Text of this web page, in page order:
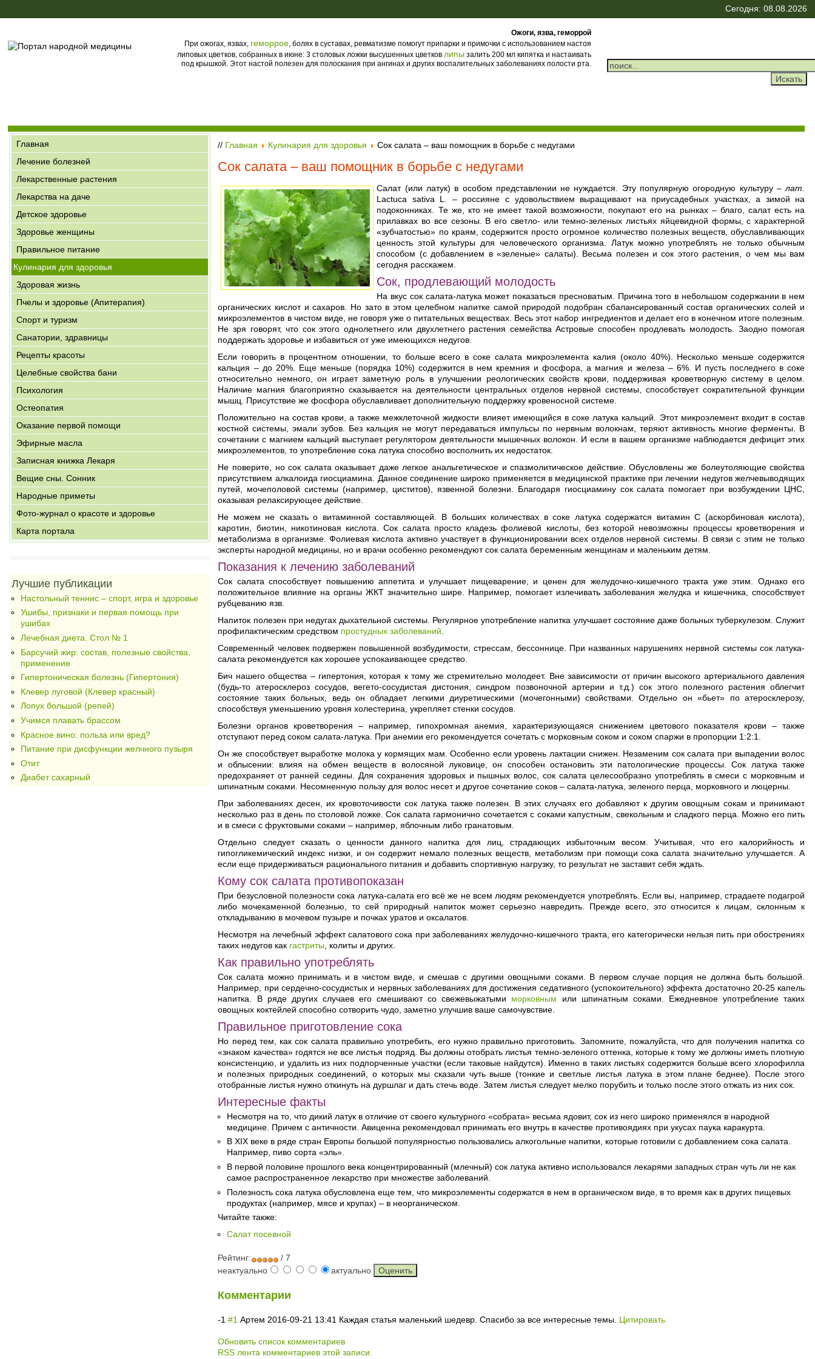
Сегодня: 08.08.2026
Ожоги, язва, геморрой
При ожогах, язвах, геморрое, болях в суставах, ревматизме помогут припарки и примочки с использованием настоя
липовых цветков, собранных в июне: 3 столовых ложки высушенных цветков липызалить 200 мл кипятка и настаивать
под крышкой. Этот настой полезен для полоскания при ангинах и других воспалительных заболеваниях полости рта.
Главная
Лечение болезней
Лекарственные растения
Лекарства на даче
Детское здоровье
Здоровье женщины
Правильное питание
Кулинария для здоровья
Здоровая жизнь
Пчелы и здоровье (Апитерапия)
Спорт и туризм
Санатории, здравницы
Рецепты красоты
Целебные свойства бани
Психология
Остеопатия
Оказание первой помощи
Эфирные масла
Записная книжка Лекаря
Вещие сны. Сонник
Народные приметы
Фото-журнал о красоте и здоровье
Карта портала
Лучшие публикации
Настольный теннис – спорт, игра и здоровье
Ушибы, признаки и первая помощь при
ушибах
Лечебная диета. Стол № 1
Барсучий жир: состав, полезные свойства,
применение
Гипертоническая болезнь (Гипертония)
Клевер луговой (Клевер красный)
Лопух большой (репей)
Учимся плавать брассом
Красное вино: польза или вред?
Питание при дисфункции желчного пузыря
Отит
Диабет сахарный
// Главная Кулинария для здоровья Сок салата – ваш помощник в борьбе с недугами
Сок салата – ваш помощник в борьбе с недугами
Салат (или латук) в особом представлении не нуждается. Эту популярную огородную культуру –лат.
Lactuca sativa L. – россияне с удовольствием выращивают на приусадебных участках, а зимой на
подоконниках. Те же, кто не имеет такой возможности, покупают его на рынках – благо, салат есть на
прилавках во все сезоны. В его светло- или темно-зеленых листьях яйцевидной формы, с характерной
«зубчатостью» по краям, содержится просто огромное количество полезных веществ, обуславливающих
ценность этой культуры для человеческого организма. Латук можно употреблять не только обычным
способом (с добавлением в «зеленые» салаты). Весьма полезен и сок этого растения, о чем мы вам
сегодня расскажем.
Сок, продлевающий молодость
На вкус сок салата-латука может показаться пресноватым. Причина того в небольшом содержании в нем
органических кислот и сахаров. Но зато в этом целебном напитке самой природой подобран сбалансированный состав органических солей и
микроэлементов в чистом виде, не говоря уже о питательных веществах. Весь этот набор ингредиентов и делает его в конечном итоге полезным.
Не зря говорят, что сок этого однолетнего или двухлетнего растения семейства Астровые способен продлевать молодость. Заодно помогая
поддержать здоровье и избавиться от уже имеющихся недугов.
Если говорить в процентном отношении, то больше всего в соке салата микроэлемента калия (около 40%). Несколько меньше содержится
кальция – до 20%. Еще меньше (порядка 10%) содержится в нем кремния и фосфора, а магния и железа – 6%. И пусть последнего в соке
относительно немного, он играет заметную роль в улучшении реологических свойств крови, поддерживая кроветворную систему в целом.
Наличие магния благоприятно сказывается на деятельности центральных отделов нервной системы, способствует сократительной функции
мышц. Присутствие же фосфора обуславливает дополнительную поддержку кровеносной системе.
Положительно на состав крови, а также межклеточной жидкости влияет имеющийся в соке латука кальций. Этот микроэлемент входит в состав
костной системы, эмали зубов. Без кальция не могут передаваться импульсы по нервным волокнам, теряют активность многие ферменты. В
сочетании с магнием кальций выступает регулятором деятельности мышечных волокон. И если в вашем организме наблюдается дефицит этих
микроэлементов, то употребление сока латука способно восполнить их недостаток.
Не поверите, но сок салата оказывает даже легкое анальгетическое и спазмолитическое действие. Обусловлены же болеутоляющие свойства
присутствием алкалоида гиосциамина. Данное соединение широко применяется в медицинской практике при лечении недугов желчевыводящих
путей, мочеполовой системы (например, циститов), язвенной болезни. Благодаря гиосциамину сок салата помогает при возбуждении ЦНС,
оказывая релаксирующее действие.
Не можем не сказать о витаминной составляющей. В больших количествах в соке латука содержатся витамин С (аскорбиновая кислота),
каротин, биотин, никотиновая кислота. Сок салата просто кладезь фолиевой кислоты, без которой невозможны процессы кроветворения и
метаболизма в организме. Фолиевая кислота активно участвует в функционировании всех отделов нервной системы. В связи с этим не только
эксперты народной медицины, но и врачи особенно рекомендуют сок салата беременным женщинам и маленьким детям.
Показания к лечению заболеваний
Сок салата способствует повышению аппетита и улучшает пищеварение, и ценен для желудочно-кишечного тракта уже этим. Однако его
положительное влияние на органы ЖКТ значительно шире. Например, помогает излечивать заболевания желудка и кишечника, способствует
рубцеванию язв.
Напиток полезен при недугах дыхательной системы. Регулярное употребление напитка улучшает состояние даже больных туберкулезом. Служит
профилактическим средством простудных заболеваний
Современный человек подвержен повышенной возбудимости, стрессам, бессоннице. При названных нарушениях нервной системы сок латука-
салата рекомендуется как хорошее успокаивающее средство.
Бич нашего общества – гипертония, которая к тому же стремительно молодеет. Вне зависимости от причин высокого артериального давления
(будь-то атеросклероз сосудов, вегето-сосудистая дистония, синдром позвоночной артерии и т.д.) сок этого полезного растения облегчит
состояние таких больных, ведь он обладает легкими диуретическими (мочегонными) свойствами. Отдельно он «бьет» по атеросклерозу,
способствуя уменьшению уровня холестерина, укрепляет стенки сосудов.
Болезни органов кроветворения – например, гипохромная анемия, характеризующаяся снижением цветового показателя крови – также
отступают перед соком салата-латука. При анемии его рекомендуется сочетать с морковным соком и соком спаржи в пропорции 1:2:1.
Он же способствует выработке молока у кормящих мам. Особенно если уровень лактации снижен. Незаменим сок салата при выпадении волос
и облысении: влияя на обмен веществ в волосяной луковице, он способен остановить эти патологические процессы. Сок латука также
предохраняет от ранней седины. Для сохранения здоровых и пышных волос, сок салата целесообразно употреблять в смеси с морковным и
шпинатным соками. Несомненную пользу для волос несет и другое сочетание соков – салата-латука, зеленого перца, морковного и люцерны.
При заболеваниях десен, их кровоточивости сок латука также полезен. В этих случаях его добавляют к другим овощным сокам и принимают
несколько раз в день по столовой ложке. Сок салата гармонично сочетается с соками капустным, свекольным и сладкого перца. Можно его пить
и в смеси с фруктовыми соками – например, яблочным либо гранатовым.
Отдельно следует сказать о ценности данного напитка для лиц, страдающих избыточным весом. Учитывая, что его калорийность и
гипогликемический индекс низки, и он содержит немало полезных веществ, метаболизм при помощи сока салата значительно улучшается. А
если еще придерживаться рационального питания и добавить спортивную нагрузку, то результат не заставит себя ждать.
Кому сок салата противопоказан
При безусловной полезности сока латука-салата его всё же не всем людям рекомендуется употреблять. Если вы, например, страдаете подагрой
либо мочекаменной болезнью, то сей природный напиток может серьезно навредить. Прежде всего, это относится к лицам, склонным к
откладыванию в мочевом пузыре и почках уратов и оксалатов.
Несмотря на лечебный эффект салатового сока при заболеваниях желудочно-кишечного тракта, его категорически нельзя пить при обострениях
таких недугов как гастриты , колиты и других.
Как правильно употреблять
Сок салата можно принимать и в чистом виде, и смешав с другими овощными соками. В первом случае порция не должна быть большой.
Например, при сердечно-сосудистых и нервных заболеваниях для достижения седативного (успокоительного) эффекта достаточно 20-25 капель
напитка. В ряде других случаев его смешивают со свежевыжатыми морковным или шпинатным соками. Ежедневное употребление таких
овощных коктейлей способно сотворить чудо, заметно улучшив ваше самочувствие.
Правильное приготовление сока
Но перед тем, как сок салата правильно употребить, его нужно правильно приготовить. Запомните, пожалуйста, что для получения напитка со
«знаком качества» годятся не все листья подряд. Вы должны отобрать листья темно-зеленого оттенка, которые к тому же должны иметь плотную
консистенцию, и удалить из них подпорченные участки (если таковые найдутся). Именно в таких листьях содержится больше всего хлорофилла
и полезных природных соединений, о которых мы сказали чуть выше (тонкие и светлые листья латука в этом плане беднее). После этого
отобранные листья нужно откинуть на дуршлаг и дать стечь воде. Затем листья следует мелко порубить и только после этого отжать из них сок.
Интересные факты
Несмотря на то, что дикий латук в отличие от своего культурного «собрата» весьма ядовит, сок из него широко применялся в народной
медицине. Причем с античности. Авиценна рекомендовал принимать его внутрь в качестве противоядиях при укусах паука каракурта.
В XIX веке в ряде стран Европы большой популярностью пользовались алкогольные напитки, которые готовили с добавлением сока салата.
Например, пиво сорта «эль».
В первой половине прошлого века концентрированный (млечный) сок латука активно использовался лекарями западных стран чуть ли не как
самое распространенное лекарство при множестве заболеваний.
Полезность сока латука обусловлена еще тем, что микроэлементы содержатся в нем в органическом виде, в то время как в других пищевых
продуктах (например, мясе и крупах) – в неорганическом.
Читайте также:
Салат посевной
Рейтинг:
/ 7
неактуально
актуально
Комментарии
-1 #1 Артем 2016-09-21 13:41 Каждая статья маленький шедевр. Спасибо за все интересные темы. Цитировать
Обновить список комментариев
RSS лента комментариев этой записи.